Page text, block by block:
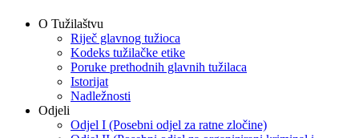
O Tužilaštvu
Riječ glavnog tužioca
Kodeks tužilačke etike
Poruke prethodnih glavnih tužilaca
Istorijat
Nadležnosti
Odjeli
Odjel I (Posebni odjel za ratne zločine)